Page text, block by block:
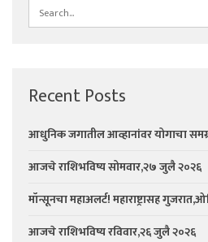
Recent Posts
आधुनिक जगातील आव्हानांवर योगाचा
आजचे राशिभविष्य सोमवार,२७ जुलै २०२६
मॉन्सूनचा महाअलर्ट! महाराष्ट्रासह
आजचे राशिभविष्य रविवार,२६ जुलै २०२६